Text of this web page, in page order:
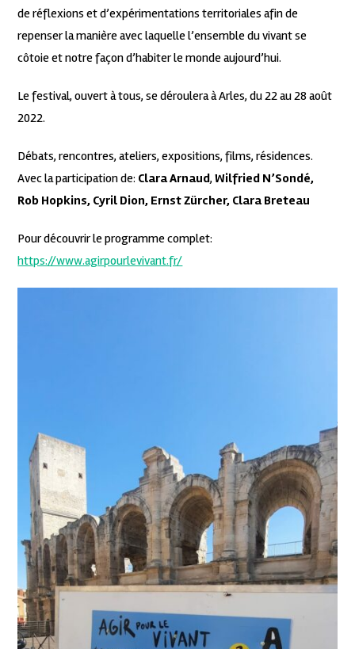
de réflexions et d’expérimentations territoriales afin de
repenser la manière avec laquelle l’ensemble du vivant se
côtoie et notre façon d’habiter le monde aujourd’hui.
Le festival, ouvert à tous, se déroulera à Arles, du 22 au 28 août
2022.
Débats, rencontres, ateliers, expositions, films, résidences.
Avec la participation de: Clara Arnaud,Wilfried N’Sondé,
Rob Hopkins, Cyril Dion, Ernst Zürcher, Clara Breteau
Pour découvrir le programme complet:
https://www.agirpourlevivant.fr/